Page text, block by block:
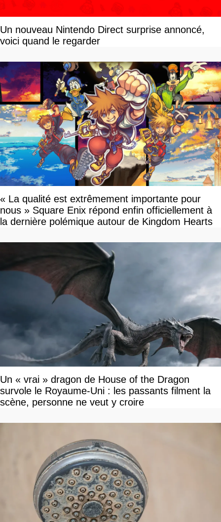
Un nouveau Nintendo Direct surprise annoncé,
voici quand le regarder
« La qualité est extrêmement importante pour
nous » Square Enix répond enfin officiellement à
la dernière polémique autour de Kingdom Hearts
Un « vrai » dragon de House of the Dragon
survole le Royaume-Uni : les passants filment la
scène, personne ne veut y croire